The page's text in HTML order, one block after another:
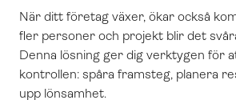
När ditt företag växer, ökar också
fler personer och projekt blir det
Denna lösning ger dig verktygen för
kontrollen: spåra framsteg, planera
upp lönsamhet.